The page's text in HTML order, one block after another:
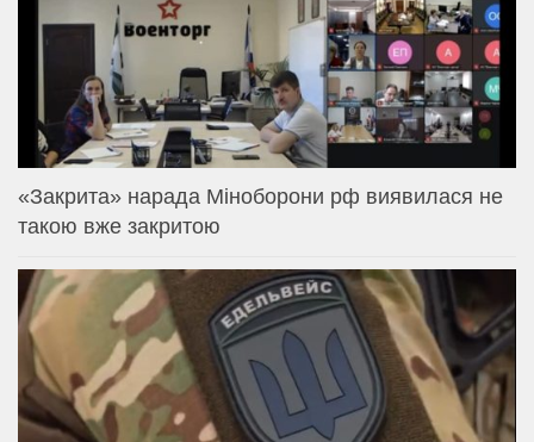
«Закрита» нарада Міноборони рф виявилася не
такою вже закритою